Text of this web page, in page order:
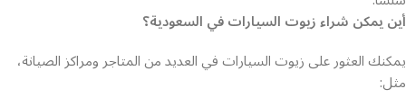
أين يمكن شراء زيوت السيارات في السعودية؟
يمكنك العثور على زيوت السيارات في العديد من المتاجر ومراكز الصيانة،
مثل: